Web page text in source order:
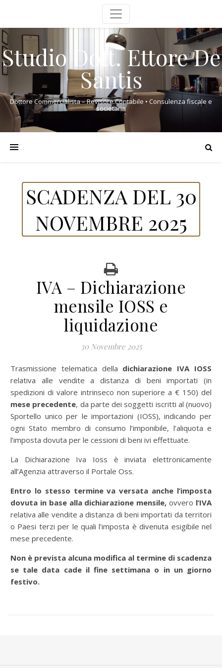
Studio Dott. Ettore De
Santis
Dottore Commercialista – Revisore Contabile • Consulenza fiscale e
societaria
SCADENZA DEL 30
NOVEMBRE 2025
IVA – Dichiarazione
mensile IOSS e
liquidazione
30 Novembre 2025
Trasmissione telematica della dichiarazione IVA IOSS
relativa alle vendite a distanza di beni importati (in
spedizioni di valore intrinseco non superiore a € 150) del
mese precedente, da parte dei soggetti iscritti al (nuovo)
Sportello unico per le importazioni (IOSS), indicando per
ogni Stato membro di consumo l’imponibile, l’aliquota e
l’imposta dovuta per le cessioni di beni ivi effettuate.
La Dichiarazione Iva Ioss è inviata elettronicamente
all’Agenzia attraverso il Portale Oss.
Entro lo stesso termine va versata anche l’imposta
dovuta in base alla dichiarazione mensile, ovvero l’IVA
relativa alle vendite a distanza di beni importati da territori
o Paesi terzi per le quali l’imposta è divenuta esigibile nel
mese precedente.
Non è prevista alcuna modifica al termine di scadenza
se tale data cade il fine settimana o in un giorno
festivo.